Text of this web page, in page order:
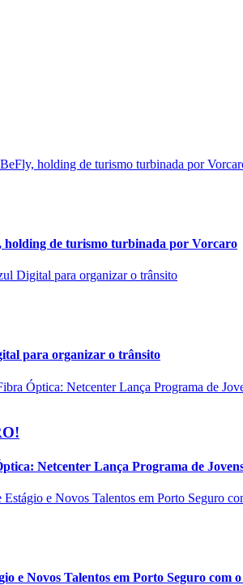
holding de turismo turbinada por Vorcaro
para organizar o trânsito
Netcenter Lança Programa de
e Novos Talentos em Porto Seguro com